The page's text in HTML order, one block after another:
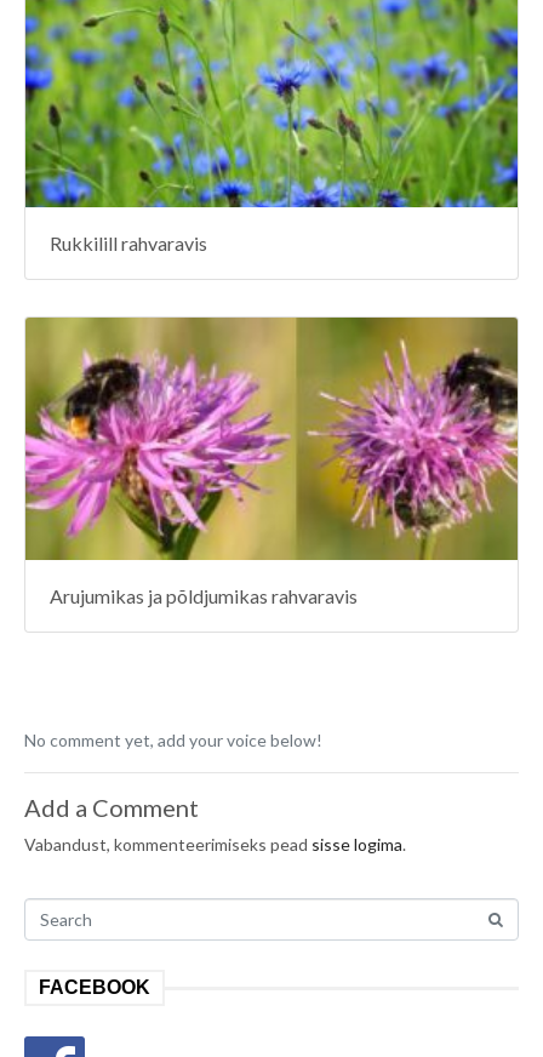
Rukkilill rahvaravis
Arujumikas ja põldjumikas rahvaravis
No comment yet, add your voice below!
Add a Comment
Vabandust, kommenteerimiseks pead sisse logima.
FACEBOOK